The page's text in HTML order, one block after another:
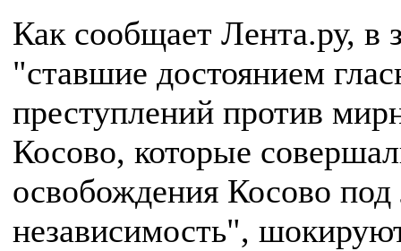
Как сообщает Лента.ру, в
"ставшие достоянием
преступлений против
Косово, которые
освобождения Косово
независимость",